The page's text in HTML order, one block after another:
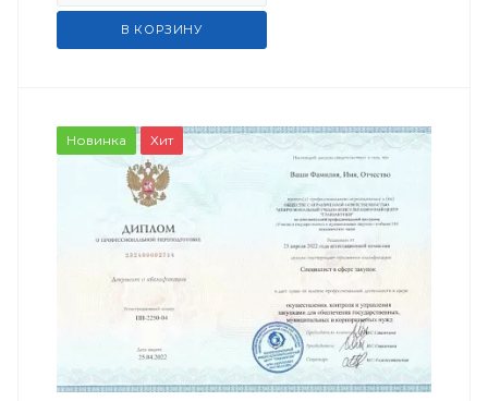
В КОРЗИНУ
Новинка Хит